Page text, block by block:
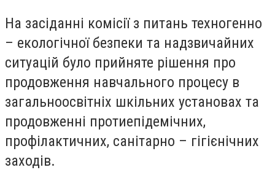
На засіданні комісії з питань техногенно
– екологічної безпеки та надзвичайних
ситуацій було прийняте рішення про
продовження навчального процесу в
загальноосвітніх шкільних установах та
продовженні протиепідемічних,
профілактичних, санітарно – гігієнічних
заходів.